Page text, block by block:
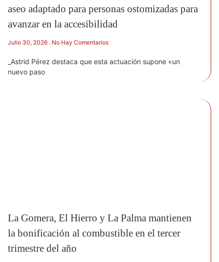
aseo adaptado para personas ostomizadas para
avanzar en la accesibilidad
Julio 30, 2026 No Hay Comentarios
_Astrid Pérez destaca que esta actuación supone «un
nuevo paso
La Gomera, El Hierro y La Palma mantienen
la bonificación al combustible en el tercer
trimestre del año